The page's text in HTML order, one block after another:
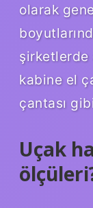
olarak
şirketlerde
kabine el
çantası
Uçak